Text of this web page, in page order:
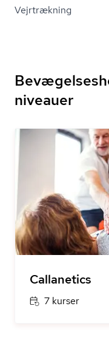
Vejrtrækning
niveauer
Callanetics
7 kurser